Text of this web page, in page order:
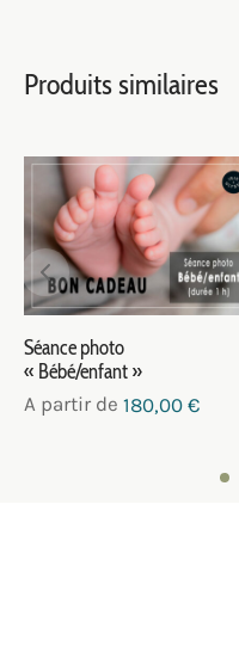
Produits similaires
Séance photo
« Bébé/enfant »
A partir de 180,00 €